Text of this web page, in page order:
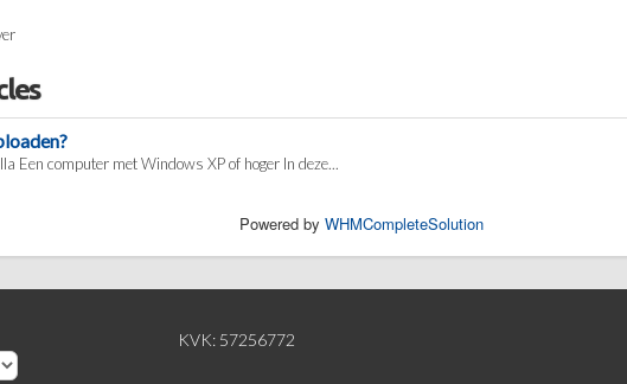
Een computer met Windows XP of hoger In deze...
Powered by WHMCompleteSolution
KVK: 57256772